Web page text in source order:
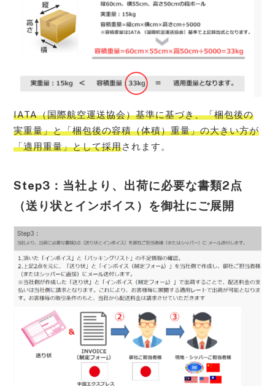
IATA（国際航空運送協会）基準に基づき、「梱包後の
実重量」と「梱包後の容積（体積）重量」の大きい方が
「適用重量」として採用されます。
Step3：当社より、出荷に必要な書類2点
（送り状とインボイス）を御社にご展開